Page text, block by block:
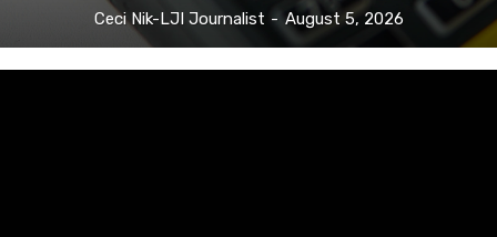
Ceci Nik-LJI Journalist - August 5, 2026